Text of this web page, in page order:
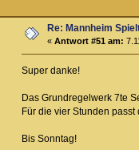
Re: Mannheim
«Antwort #51 am:
Super danke!
Das Grundregelwerk 7te
Für die vier Stunden
Bis Sonntag!